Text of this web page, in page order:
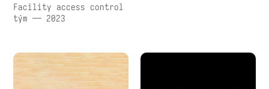
Facility access control
tým — 2023